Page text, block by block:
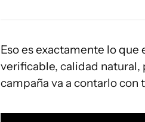
Eso es exactamente lo
verificable, calidad natural,
campaña va a contarlo con